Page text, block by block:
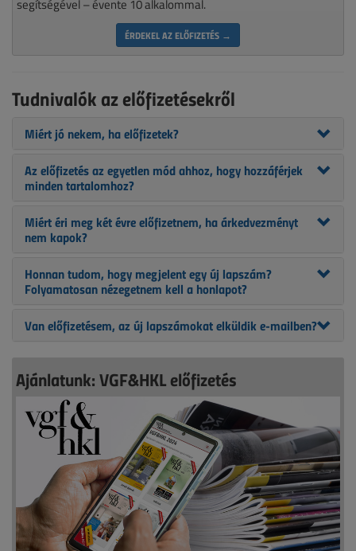
segítségével – évente 10 alkalommal.
ÉRDEKEL AZ ELŐFIZETÉS →
Tudnivalók az előfizetésekről
Miért jó nekem, ha előfizetek?
Az előfizetés az egyetlen mód ahhoz, hogy hozzáférjek
minden tartalomhoz?
Miért éri meg két évre előfizetnem, ha árkedvezményt
nem kapok?
Honnan tudom, hogy megjelent egy új lapszám?
Folyamatosan nézegetnem kell a honlapot?
Van előfizetésem, az új lapszámokat elküldik e-mailben?
Ajánlatunk: VGF&HKL előfizetés